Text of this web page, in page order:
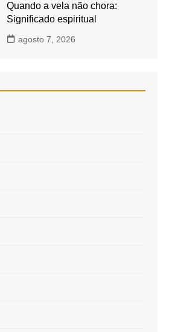
Quando a vela não chora:
Significado espiritual
agosto 7, 2026